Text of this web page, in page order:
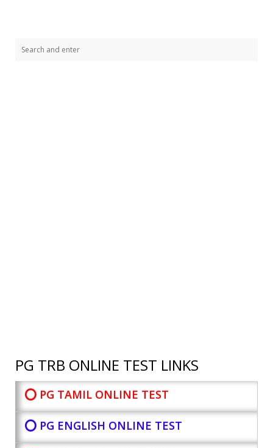
PG TRB ONLINE TEST LINKS
⭕ PG TAMIL ONLINE TEST
⭕ PG ENGLISH ONLINE TEST